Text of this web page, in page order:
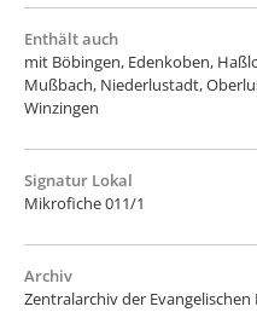
Enthält auch
mit Böbingen, Edenkoben,
Mußbach, Niederlustadt,
Winzingen
Signatur Lokal
Mikrofiche 011/1
Archiv
Zentralarchiv der Evangelischen